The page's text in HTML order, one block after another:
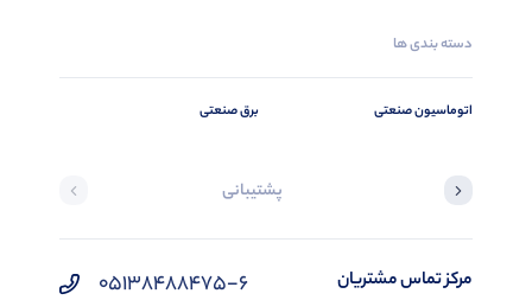
دسته بندی ها
اتوماسیون صنعتی برق صنعتی
پشتیبانی
مرکز تماس مشتریان 05138488475-6